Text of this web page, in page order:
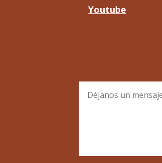
Youtube